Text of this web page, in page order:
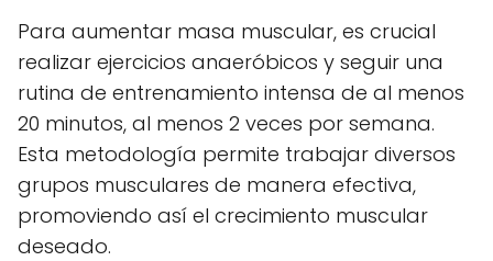
Para aumentar masa muscular, es crucial
realizar ejercicios anaeróbicos y seguir una
rutina de entrenamiento intensa de al menos
20 minutos, al menos 2 veces por semana.
Esta metodología permite trabajar diversos
grupos musculares de manera efectiva,
promoviendo así el crecimiento muscular
deseado.